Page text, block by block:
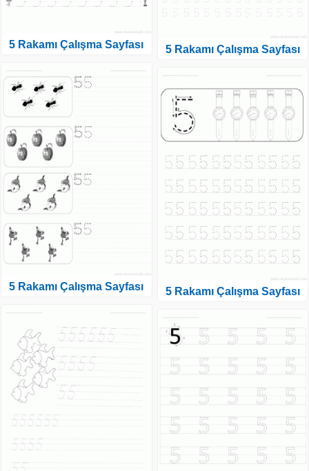
5 Rakamı Çalışma Sayfası
5 Rakamı Çalışma Sayfası
5 Rakamı Çalışma Sayfası
5 Rakamı Çalışma Sayfası